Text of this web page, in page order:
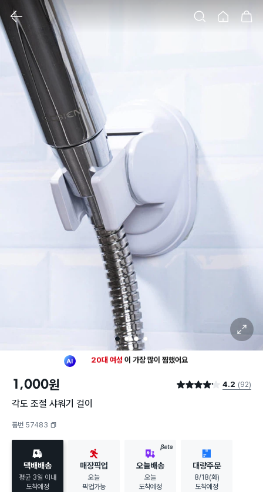
클릭 시 이미지 확대 보기 팝업 열림
1 2 3 4
확대 보기
최근 한달 179명 이장바구니에 담았어요
장바구니에 담았어요
1,000원 별점 4.2점 4.2 (92)
각도 조절 샤워기 걸이
품번 57483
택배배송
평균 3일 이내
도착예정
매장픽업
오늘
픽업가능
BETA
오늘배송
오늘
도착예정
대량주문
8/18(화)
도착예정